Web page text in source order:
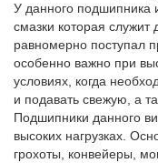
У данного подшипника
смазки которая
равномерно поступал
особенно важно при
условиях, когда
и подавать свежую, а
Подшипники данного
высоких нагрузках.
грохоты, конвейеры,